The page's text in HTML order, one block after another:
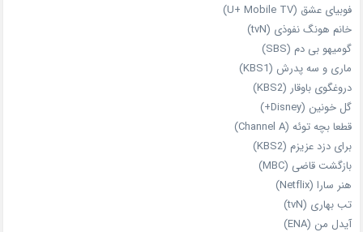
فوبیای عشق (U+ Mobile TV)
خانم هونگ نفوذی (tvN)
گومیهو بی دم (SBS)
ماری و سه پدرش (KBS1)
دروغگوی باوقار (KBS2)
گل خونین (Disney+)
قطعا بچه توئه (Channel A)
برای دزد عزیزم (KBS2)
بازگشت قاضی (MBC)
هنر سارا (Netflix)
تب بهاری (tvN)
آیدل من (ENA)